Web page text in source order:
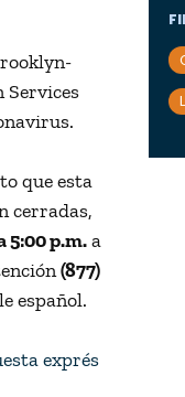
que esta
cerradas,
5:00 p.m.a
(877)
español.
exprés